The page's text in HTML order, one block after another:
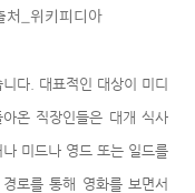
_위키피디아
다. 대표적인 대상이 미디
온 직장인들은 대개 식사
미드나 영드 또는 일드를
로를 통해 영화를 보면서